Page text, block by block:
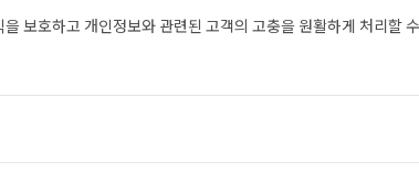
보호하고 개인정보와 관련된 고객의 고충을 원활하게 처리할